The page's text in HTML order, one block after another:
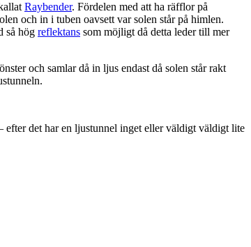
Raybender. Fördelen med att ha räfflor på
och in i tuben oavsett var solen står på himlen.
så hög reflektans som möjligt då detta leder till mer
och samlar då in ljus endast då solen står rakt
efter det har en ljustunnel inget eller väldigt väldigt lite